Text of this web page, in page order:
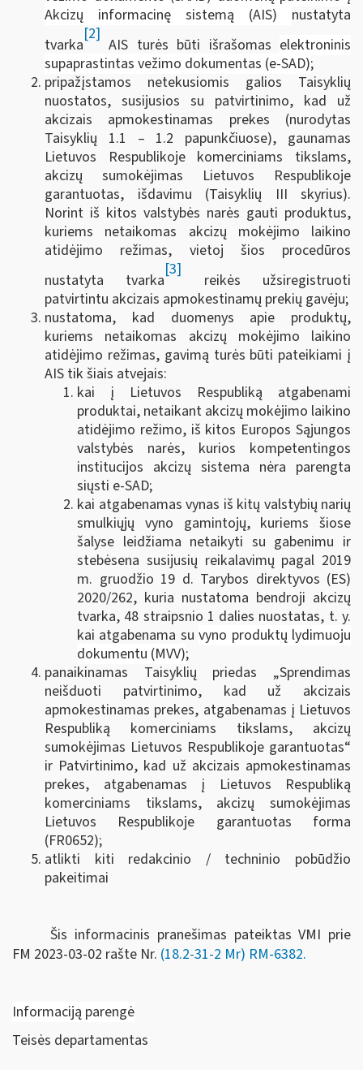
Akcizų informacinę sistemą (AIS) nustatyta
tvarka
[2]
AIS turės būti išrašomas elektroninis
supaprastintas vežimo dokumentas (e-SAD);
pripažįstamos netekusiomis galios Taisyklių
nuostatos, susijusios su patvirtinimo, kad už
akcizais apmokestinamas prekes (nurodytas
Taisyklių 1.1 – 1.2 papunkčiuose), gaunamas
Lietuvos Respublikoje komerciniams tikslams,
akcizų sumokėjimas Lietuvos Respublikoje
garantuotas, išdavimu (Taisyklių III skyrius).
Norint iš kitos valstybės narės gauti produktus,
kuriems netaikomas akcizų mokėjimo laikino
atidėjimo režimas, vietoj šios procedūros
nustatyta tvarka
[3]
reikės užsiregistruoti
patvirtintu akcizais apmokestinamų prekių gavėju;
nustatoma, kad duomenys apie produktų,
kuriems netaikomas akcizų mokėjimo laikino
atidėjimo režimas, gavimą turės būti pateikiami į
AIS tik šiais atvejais:
kai į Lietuvos Respubliką atgabenami
produktai, netaikant akcizų mokėjimo laikino
atidėjimo režimo, iš kitos Europos Sąjungos
valstybės narės, kurios kompetentingos
institucijos akcizų sistema nėra parengta
siųsti e-SAD;
kai atgabenamas vynas iš kitų valstybių narių
smulkiųjų vyno gamintojų, kuriems šiose
šalyse leidžiama netaikyti su gabenimu ir
stebėsena susijusių reikalavimų pagal 2019
m. gruodžio 19 d. Tarybos direktyvos (ES)
2020/262, kuria nustatoma bendroji akcizų
tvarka, 48 straipsnio 1 dalies nuostatas, t. y.
kai atgabenama suvyno produktų lydimuoju
dokumentu (MVV);
panaikinamas Taisyklių priedas „Sprendimas
neišduoti patvirtinimo, kad už akcizais
apmokestinamas prekes, atgabenamas į Lietuvos
Respubliką komerciniams tikslams, akcizų
sumokėjimas Lietuvos Respublikoje garantuotas“
ir Patvirtinimo, kad už akcizais apmokestinamas
prekes, atgabenamas į Lietuvos Respubliką
komerciniams tikslams, akcizų sumokėjimas
Lietuvos Respublikoje garantuotas forma
(FR0652);
atlikti kiti redakcinio / techninio pobūdžio
pakeitimai
Šis informacinis pranešimas pateiktas VMI prie
FM 2023-03-02 rašte Nr. (18.2-31-2 Mr) RM-6382.
Informaciją parengė
Teisės departamentas